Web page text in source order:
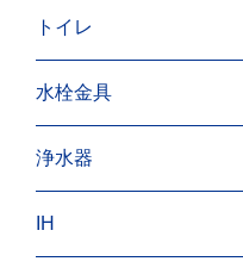
トイレ
水栓金具
浄水器
IH